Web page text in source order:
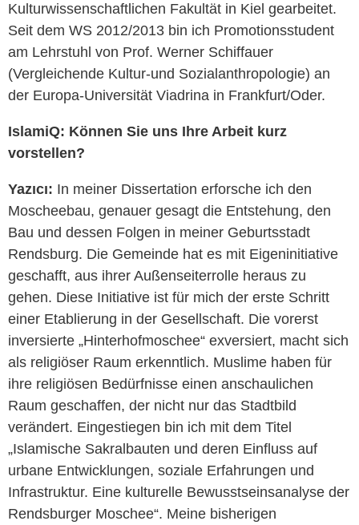
Kulturwissenschaftlichen Fakultät in Kiel gearbeitet.
Seit dem WS 2012/2013 bin ich Promotionsstudent
am Lehrstuhl von Prof. Werner Schiffauer
(Vergleichende Kultur-und Sozialanthropologie) an
der Europa-Universität Viadrina in Frankfurt/Oder.
IslamiQ: Können Sie uns Ihre Arbeit kurz
vorstellen?
Yazıcı: In meiner Dissertation erforsche ich den
Moscheebau, genauer gesagt die Entstehung, den
Bau und dessen Folgen in meiner Geburtsstadt
Rendsburg. Die Gemeinde hat es mit Eigeninitiative
geschafft, aus ihrer Außenseiterrolle heraus zu
gehen. Diese Initiative ist für mich der erste Schritt
einer Etablierung in der Gesellschaft. Die vorerst
inversierte „Hinterhofmoschee“ exversiert, macht sich
als religiöser Raum erkenntlich. Muslime haben für
ihre religiösen Bedürfnisse einen anschaulichen
Raum geschaffen, der nicht nur das Stadtbild
verändert. Eingestiegen bin ich mit dem Titel
„Islamische Sakralbauten und deren Einfluss auf
urbane Entwicklungen, soziale Erfahrungen und
Infrastruktur. Eine kulturelle Bewusstseinsanalyse der
Rendsburger Moschee“. Meine bisherigen